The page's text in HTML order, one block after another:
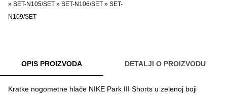
» SET-N105/SET » SET-N106/SET » SET-
N109/SET
OPIS PROIZVODA DETALJI O PROIZVODU
Kratke nogometne hlače NIKE Park III Shorts u zelenoj boji